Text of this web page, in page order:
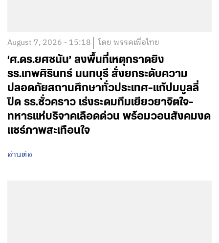
August 7, 2026 - 15:18 โดย พรรคเพื่อไทย
‘ศ.ดร.ยศชนัน’ ลงพื้นที่เหตุกราดยิง
รร.เทพศิรินทร์ นนทบุรี สั่งยกระดับความ
ปลอดภัยสถานศึกษาทั่วประเทศ-แก้ปมบูลลี่
ปิด รร.ชั่วคราว เร่งระดมทีมเยียวยาจิตใจ-
ทหารแห่บริจาคเลือดด่วน พร้อมวอนสังคมงด
แชร์ภาพสะเทือนใจ
อ่านต่อ